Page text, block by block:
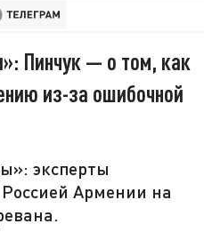
Пинчук — о том, как
из-за ошибочной
эксперты
Армении на